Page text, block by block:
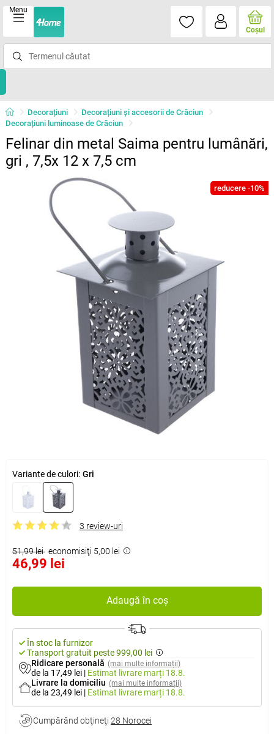
Menu
Coşul
Decorațiuni
Decorațiuni și accesorii de Crăciun
Decorațiuni luminoase de Crăciun
Felinar din metal Saima pentru lumânări,
gri , 7,5x 12 x 7,5 cm
reducere -10%
Variante de culori: Gri
3 review-uri
51,99 lei economisiţi 5,00 lei
46,99 lei
Adaugă în coș
În stoc la furnizor
Transport gratuit peste 999,00 lei
Ridicare personală (mai multe informații)
de la 17,49 lei | Estimat livrare marți 18.8.
Livrare la domiciliu (mai multe informații)
de la 23,49 lei | Estimat livrare marți 18.8.
Cumpărând obţineţi 28 Norocei